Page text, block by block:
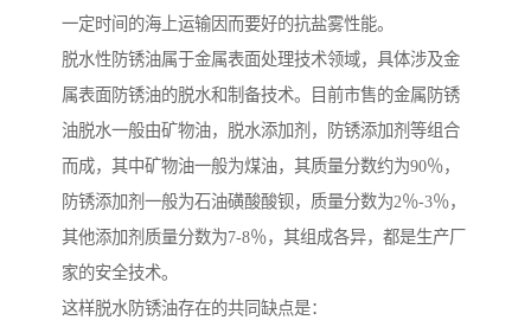
一定时间的海上运输因而要好的抗盐雾性能。
脱水性防锈油属于金属表面处理技术领域，具体涉及金
属表面防锈油的脱水和制备技术。目前市售的金属防锈
油脱水一般由矿物油，脱水添加剂，防锈添加剂等组合
而成，其中矿物油一般为煤油，其质量分数约为90％，
防锈添加剂一般为石油磺酸酸钡，质量分数为2％-3％，
其他添加剂质量分数为7-8％，其组成各异，都是生产厂
家的安全技术。
这样脱水防锈油存在的共同缺点是：